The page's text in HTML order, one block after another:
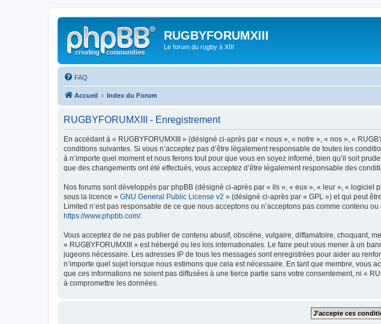
RUGBYFORUMXIII
Le forum du rugby à XIII
FAQ
Accueil Index du Forum
RUGBYFORUMXIII - Enregistrement
En accédant à « RUGBYFORUMXIII » (désigné ci-après par « nous », « notre », « nos », «
conditions suivantes. Si vous n’acceptez pas d’être légalement responsable de toutes les
à n’importe quel moment et nous ferons tout pour que vous en soyez informé, bien qu’il soit
que des changements ont été effectués, vous acceptez d’être légalement responsable des
Nos forums sont développés par phpBB (désigné ci-après par « ils », « eux », « leur », «
sous la licence « GNU General Public License v2 » (désigné ci-après par « GPL ») et qui peut
Limited n’est pas responsable de ce que nous acceptons ou n’acceptons pas comme contenu
https://www.phpbb.com/.
Vous acceptez de ne pas publier de contenu abusif, obscène, vulgaire, diffamatoire, choquant,
« RUGBYFORUMXIII » est hébergé ou les lois internationales. Le faire peut vous mener à un
jugeons nécessaire. Les adresses IP de tous les messages sont enregistrées pour aider au
n’importe quel sujet lorsque nous estimons que cela est nécessaire. En tant que membre,
que ces informations ne soient pas diffusées à une tierce partie sans votre consentement, ni «
à compromettre les données.